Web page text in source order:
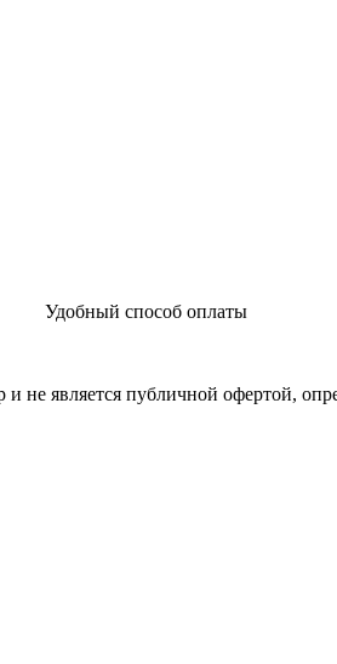
Удобный способ оплаты
не является публичной офертой,